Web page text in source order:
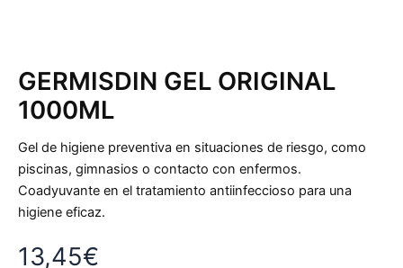
GERMISDIN GEL ORIGINAL
1000ML
Gel de higiene preventiva en situaciones de riesgo, como
piscinas, gimnasios o contacto con enfermos.
Coadyuvante en el tratamiento antiinfeccioso para una
higiene eficaz.
13,45€